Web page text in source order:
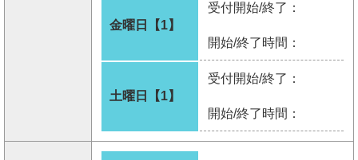
金曜日【1】
受付開始/終了：
開始/終了時間：
土曜日【1】
受付開始/終了：
開始/終了時間：